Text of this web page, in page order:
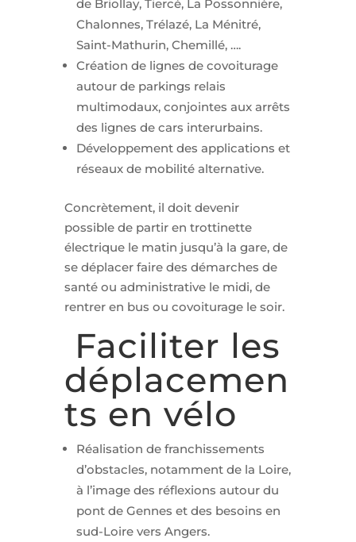
de Briollay, Tiercé, La Possonnière,
Chalonnes, Trélazé, La Ménitré,
Saint-Mathurin, Chemillé, ….
Création de lignes de covoiturage
autour de parkings relais
multimodaux, conjointes aux arrêts
des lignes de cars interurbains.
Développement des applications et
réseaux de mobilité alternative.
Concrètement, il doit devenir
possible de partir en trottinette
électrique le matin jusqu’à la gare, de
se déplacer faire des démarches de
santé ou administrative le midi, de
rentrer en bus ou covoiturage le soir.
Faciliter les
déplacemen
ts en vélo
Réalisation de franchissements
d’obstacles, notamment de la Loire,
à l’image des réflexions autour du
pont de Gennes et des besoins en
sud-Loire vers Angers.